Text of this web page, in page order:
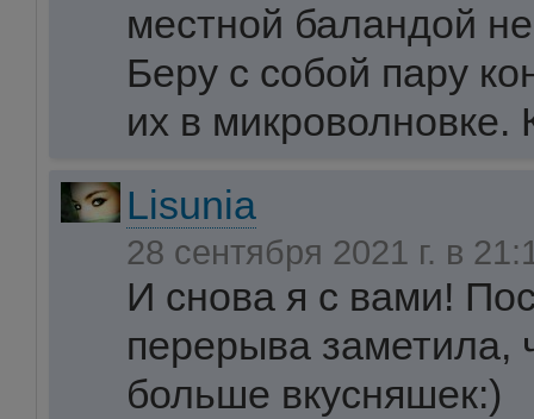
местной баландой
Беру с собой пару
их в
Lisunia
28 сентября 2021 г. в
И снова я с вами!
перерыва заметила,
больше вкусняшек:)